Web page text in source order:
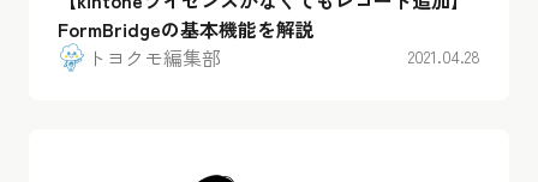
FormBridgeの基本機能を解説
トヨクモ編集部
2021.04.28